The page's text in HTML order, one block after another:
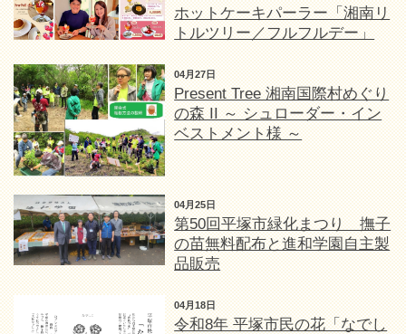
ホットケーキパーラー「湘南リ
トルツリー／フルフルデー」
04月27日
Present Tree 湘南国際村めぐり
の森 II ～ シュローダー・イン
ベストメント様 ～
04月25日
第50回平塚市緑化まつり 撫子
の苗無料配布と進和学園自主製
品販売
04月18日
令和8年 平塚市民の花「なでし